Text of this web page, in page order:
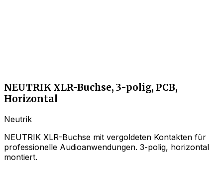
NEUTRIK XLR-Buchse, 3-polig, PCB,
Horizontal
Neutrik
NEUTRIK XLR-Buchse mit vergoldeten Kontakten für
professionelle Audioanwendungen. 3-polig, horizontal
montiert.